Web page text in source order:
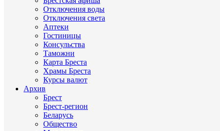
Отключения воды
Отключения света
Аптеки
Гостиницы
Консульства
Таможни
Карта Бреста
Храмы Бреста
Курсы валют
Архив
Брест
Брест-регион
Беларусь
Общество